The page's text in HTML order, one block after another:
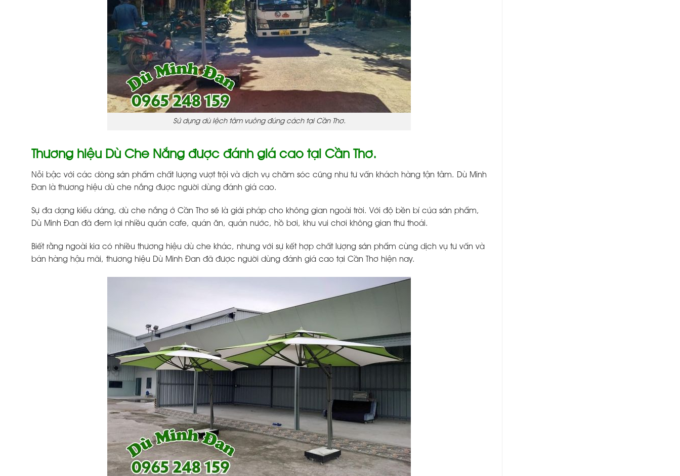
Sử dụng dù lệch tâm vuông đúng cách tại Cần Thơ.
Thương hiệu Dù Che Nắng được đánh giá cao tại Cần Thơ.
Nỗi bậc với các dòng sản phẩm chất lượng vượt trội và dịch vụ chăm sóc cũng như tư vấn khách hàng tận tâm. Dù Minh
Đan là thương hiệu dù che nắng được người dùng đánh giá cao.
Sự đa dạng kiểu dáng, dù che nắng ở Cần Thơ sẽ là giải pháp cho không gian ngoài trời. Với độ bền bỉ của sản phẩm,
Dù Minh Đan đã đem lại nhiều quán cafe, quán ăn, quán nước, hồ bơi, khu vui chơi không gian thư thoái.
Biết rằng ngoài kia có nhiều thương hiệu dù che khác, nhưng với sự kết hợp chất lượng sản phẩm cùng dịch vụ tư vấn và
bán hàng hậu mãi, thương hiệu Dù Minh Đan đã được người dùng đánh giá cao tại Cần Thơ hiện nay.